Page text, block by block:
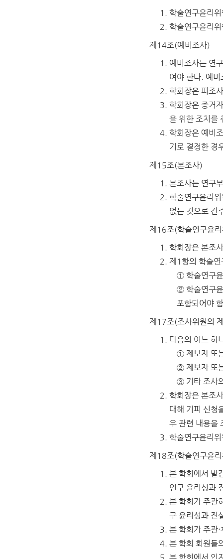
학술연구윤리
학술연구윤리
제14조(예비조사)
예비조사는 연
여야 한다. 예
학회장은 피조
학회장은 증거
을 위한 조치를
학회장은 예비
기로 결정한 경
제15조(본조사)
본조사는 연구
학술연구윤리
없는 것으로 간
제16조(학술연구윤
학회장은 본조
제1항의 학술
① 학술연구
② 학술연구
포함되어야 함
제17조(조사위원의
다음의 어느 하
① 제보자 또
② 제보자 또
③ 기타 조사
학회장은 본조
대해 기피 신청
우 관련 내용을
학술연구윤리
제18조(학술연구윤
본 학회에서 발
연구 윤리성과
본 학회가 주관
구 윤리성과 진
본 학회가 주관
본 학회 회원들